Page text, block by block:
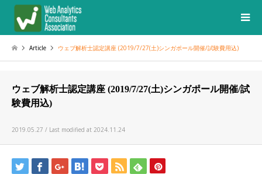
Article ウェブ解析士認定講座 (2019/7/27(土)シンガポール開催/試験費用込)
ウェブ解析士認定講座 (2019/7/27(土)シンガポール開催/試
験費用込)
2019.05.27 / Last modified at 2024.11.24